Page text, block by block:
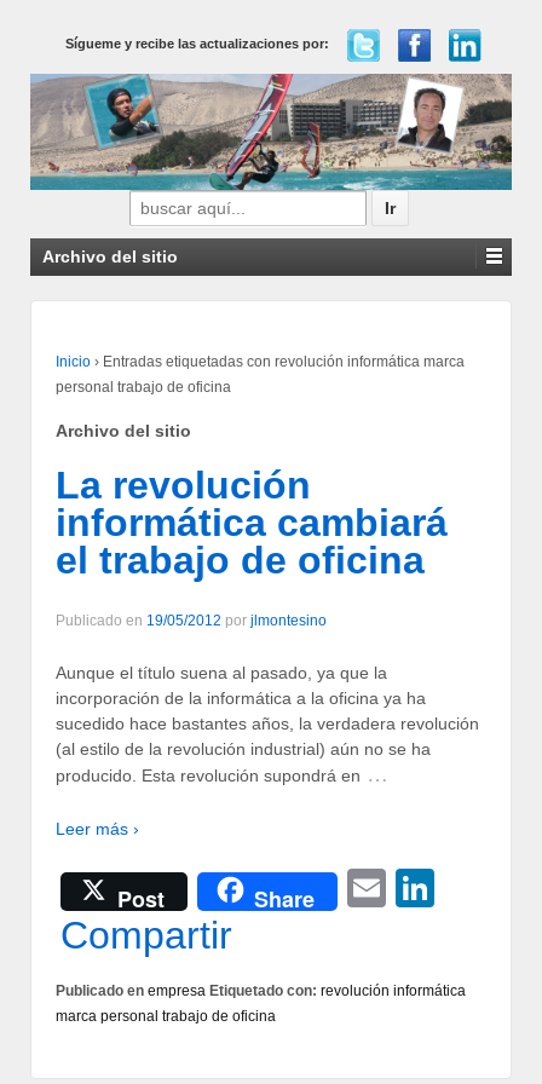
Sígueme y recibe las actualizaciones por:
Buscar
por:
Archivo del sitio
Inicio › Entradas etiquetadas con revolución informática marca
personal trabajo de oficina
Archivo del sitio
La revolución
informática cambiará
el trabajo de oficina
Publicado en 19/05/2012 por jlmontesino
Aunque el título suena al pasado, ya que la
incorporación de la informática a la oficina ya ha
sucedido hace bastantes años, la verdadera revolución
(al estilo de la revolución industrial) aún no se ha
producido. Esta revolución supondrá en …
Leer más ›
Post Share Email
Compartir
Publicado en empresa Etiquetado con: revolución informática
marca personal trabajo de oficina